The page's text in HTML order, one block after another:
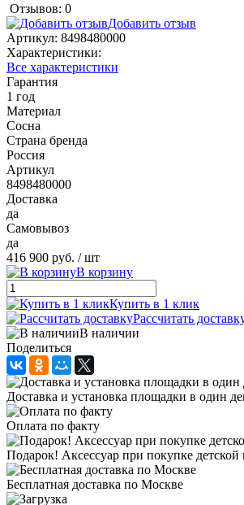
Отзывов: 0
Добавить отзыв
Артикул: 8498480000
Характеристики:
Все характеристики
Гарантия
1 год
Материал
Сосна
Страна бренда
Россия
Артикул
8498480000
Доставка
да
Самовывоз
да
416 900 руб. / шт
В корзину
Купить в 1 клик
Рассчитать
В наличии
Поделиться
Доставка и установка площадки в один
Оплата по факту
Подарок! Аксессуар при покупке
Бесплатная доставка по Москве